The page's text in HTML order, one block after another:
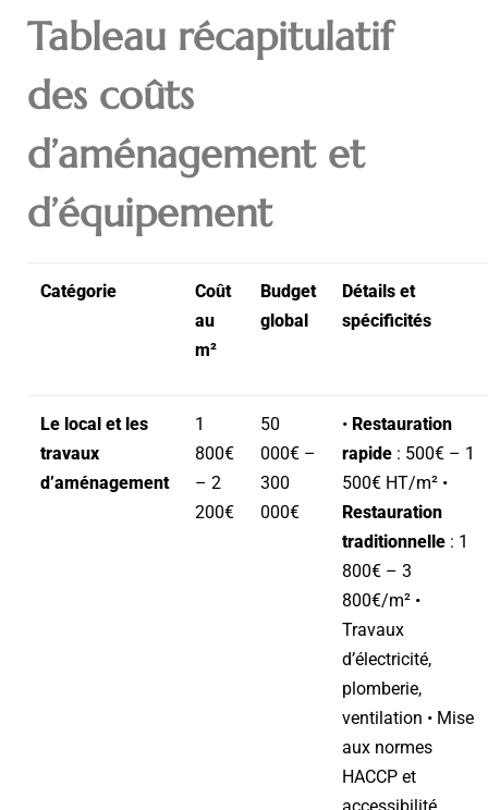
Tableau récapitulatif
des coûts
d’aménagement et
d’équipement
Catégorie
Coût
au
m²
Budget
global
Détails et
spécificités
Le local et les
travaux
d’aménagement
1
800€
– 2
200€
50
000€ –
300
000€
• Restauration
rapide : 500€ – 1
500€ HT/m² •
Restauration
traditionnelle : 1
800€ – 3
800€/m² •
Travaux
d’électricité,
plomberie,
ventilation • Mise
aux normes
HACCP et
accessibilité